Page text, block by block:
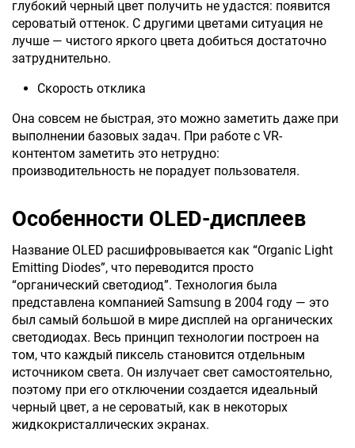
глубокий черный цвет получить не удастся: появится
сероватый оттенок. С другими цветами ситуация не
лучше — чистого яркого цвета добиться достаточно
затруднительно.
Скорость отклика
Она совсем не быстрая, это можно заметить даже при
выполнении базовых задач. При работе с VR-
контентом заметить это нетрудно:
производительность не порадует пользователя.
Особенности OLED-дисплеев
Название OLED расшифровывается как “Organic Light
Emitting Diodes”, что переводится просто
“органический светодиод”. Технология была
представлена компанией Samsung в 2004 году — это
был самый большой в мире дисплей на органических
светодиодах. Весь принцип технологии построен на
том, что каждый пиксель становится отдельным
источником света. Он излучает свет самостоятельно,
поэтому при его отключении создается идеальный
черный цвет, а не сероватый, как в некоторых
жидкокристаллических экранах.